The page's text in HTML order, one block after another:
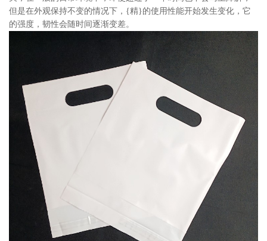
但是在外观保持不变的情况下，{精}的使用性能开始发生变化，它
的强度，韧性会随时间逐渐变差。